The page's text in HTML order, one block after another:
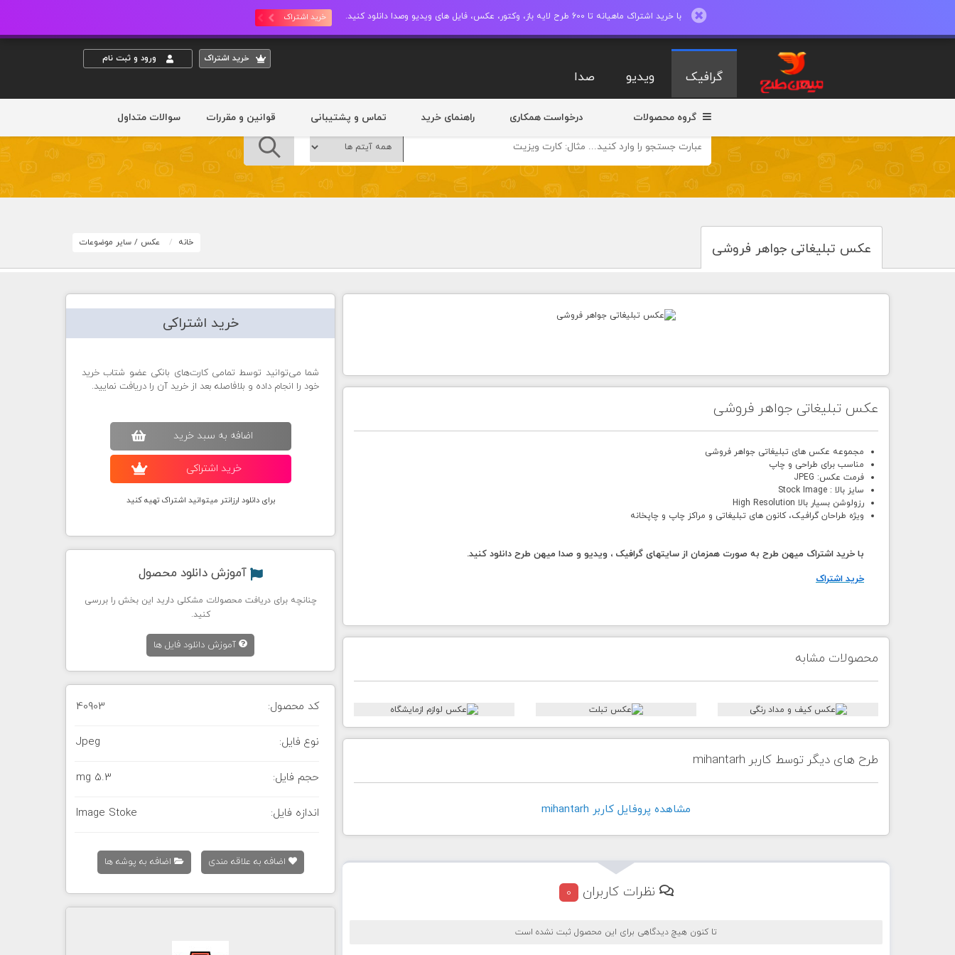
با خرید اشتراک ماهیانه تا 600 طرح لایه باز، وکتور، عکس، فایل های ویدیو وصدا دانلود کنید. خرید اشتراک
خريد اشتراک ورود و ثبت نام
گرافیک ویدیو صدا
گروه محصولات درخواست همکاری راهنمای خرید تماس و پشتیبانی قوانین و مقررات سوالات متداول
عکس تبلیغاتی جواهر فروشی خانه عکس / سایر موضوعات
عکس تبلیغاتی جواهر فروشی
مجموعه عکس های تبلیغاتی جواهر فروشی
مناسب برای طراحی و چاپ
فرمت عکس: JPEG
سایز بالا : Stock Image
رزولوشن بسیار بالا High Resolution
ویژه طراحان گرافیک، کانون های تبلیغاتی و مراکز چاپ و چاپخانه
با خرید اشتراک میهن طرح به صورت همزمان از سایتهای گرافیک ، ویدیو و صدا میهن طرح دانلود کنید.
خرید اشتراک
محصولات مشابه
طرح های دیگر توسط کاربر mihantarh
مشاهده پروفايل کاربر mihantarh
نظرات کاربران 0
تا کنون هیچ دیدگاهی برای این محصول ثبت نشده است
خرید اشتراکی
شما می‌توانید توسط تمامی کارت‌های بانکی عضو شتاب خرید
خود را انجام داده و بلافاصله بعد از خرید آن را دریافت نمایید.
اضافه به سبد خريد
خريد اشتراکی
برای دانلود ارزانتر میتوانید اشتراک تهیه کنید
آموزش دانلود محصول
چنانچه برای دریافت محصولات مشکلی دارید این بخش را بررسی
کنید.
آموزش دانلود فایل ها
کد محصول: 40903
نوع فایل: Jpeg
حجم فایل: 5.3 mg
اندازه فایل: Image Stoke
اضافه به علاقه مندی اضافه به پوشه ها